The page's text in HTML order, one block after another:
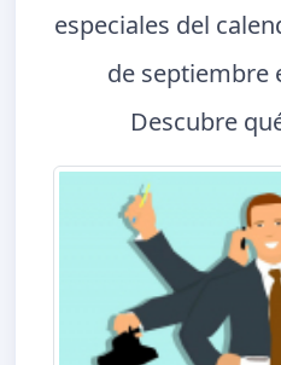
especiales del
de septiembre
Descubre